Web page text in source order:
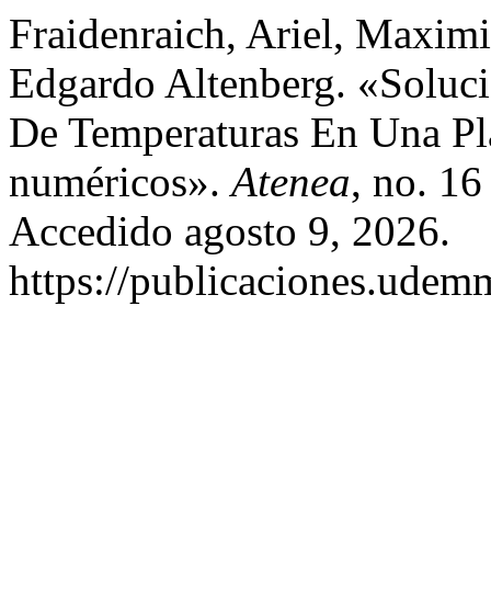
Fraidenraich, Ariel,
Edgardo Altenberg.
De Temperaturas En Una
numéricos».Atenea, no.
Accedido agosto 9, 2026.
https://